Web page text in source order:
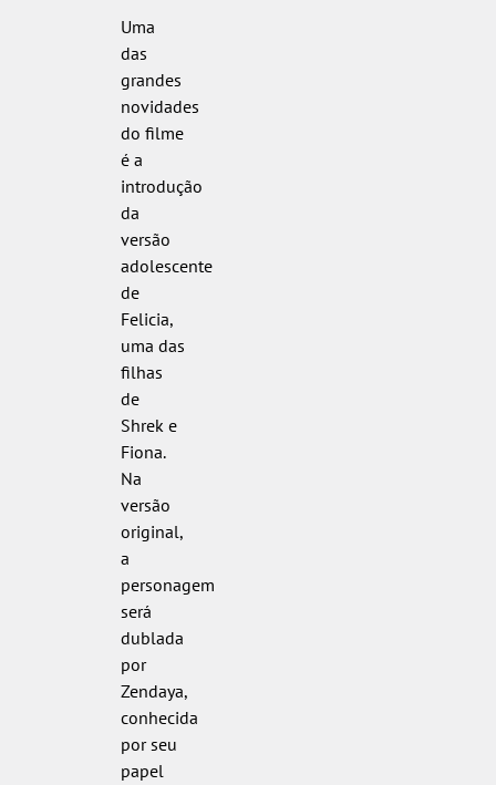
Uma
das
grandes
novidades
do filme
é a
introdução
da
versão
adolescente
de
Felicia,
uma das
filhas
de
Shrek e
Fiona.
Na
versão
original,
a
personagem
será
dublada
por
Zendaya,
conhecida
por seu
papel